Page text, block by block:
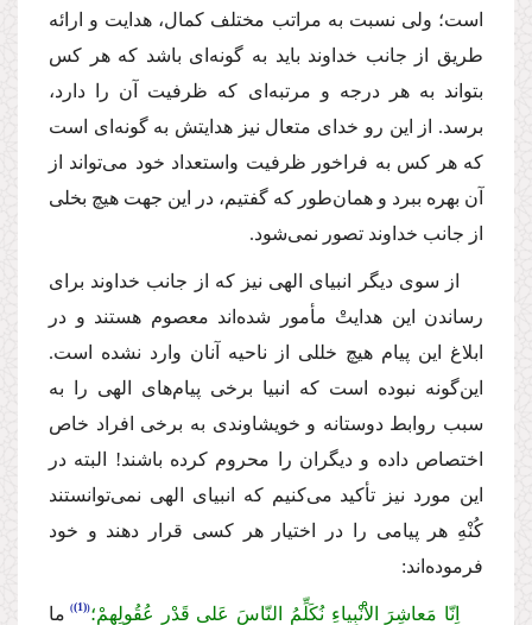
است؛ ولى نسبت به مراتب مختلف كمال، هدایت و ارائه
طریق از جانب خداوند باید به گونه‌اى باشد كه هر كس
بتواند به هر درجه و مرتبه‌اى كه ظرفیت آن را دارد،
برسد. از این رو خداى متعال نیز هدایتش به گونه‌اى است
كه هر كس به فراخور ظرفیت واستعداد خود مى‌تواند از
آن بهره ببرد و همان‌طور كه گفتیم، در این جهت هیچ بخلى
از جانب خداوند تصور نمى‌شود.
از سوى دیگر انبیاى الهى نیز كه از جانب خداوند براى
رساندن این هدایتْ مأمور شده‌اند معصوم هستند و در
ابلاغ این پیام هیچ خللى از ناحیه آنان وارد نشده است.
این‌گونه نبوده است كه انبیا برخى پیام‌هاى الهى را به
سبب روابط دوستانه و خویشاوندى به برخى افراد خاص
اختصاص داده و دیگران را محروم كرده باشند! البته در
این مورد نیز تأكید مى‌كنیم كه انبیاى الهى نمى‌توانستند
كُنْهِ هر پیامى را در اختیار هر كسى قرار دهند و خود
فرموده‌اند:
اِنّا مَعاشِرَ الاَْنْبِیاءِ نُكَلِّمُ النّاسَ عَلى قَدْرِ عُقُولِهِمْ؛ (1)
ما